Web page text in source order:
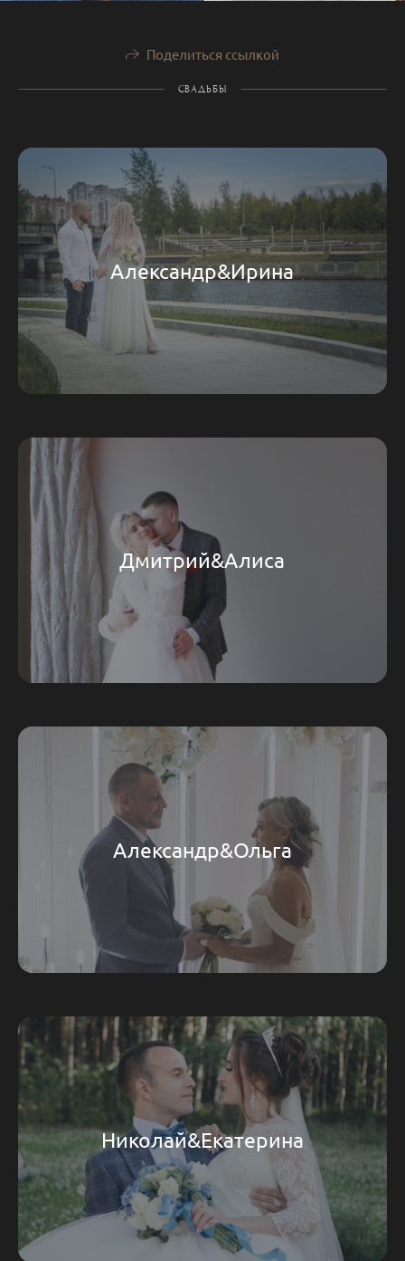
Поделиться ссылкой
СВАДЬБЫ
Александр&Ирина
Дмитрий&Алиса
Александр&Ольга
Николай&Екатерина